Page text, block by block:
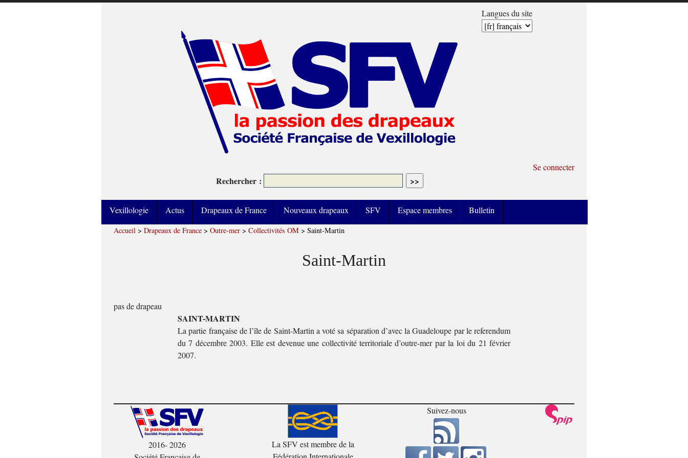
Se connecter
Langues du site
Rechercher :
Vexillologie Actus Drapeaux de France Nouveaux drapeaux SFV Espace membres Bulletin
Accueil > Drapeaux de France > Outre-mer > Collectivités OM > Saint-Martin
Saint-Martin
pas de drapeau
SAINT-MARTIN
La partie française de l’île de Saint-Martin a voté sa séparation d’avec la Guadeloupe par le referendum
du 7 décembre 2003. Elle est devenue une collectivité territoriale d’outre-mer par la loi du 21 février
2007.
2016- 2026
La SFV est membre de la
Suivez-nous